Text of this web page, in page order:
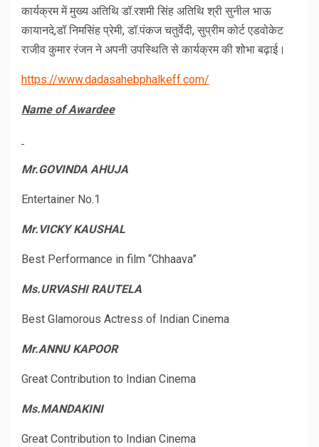
कार्यक्रम में मुख्य अतिथि डॉ.रशमी सिंह अतिथि श्री सुनील भाऊ
कायानदे,डॉ निमसिंह प्रेमी, डॉ.पंकज चतुर्वेदी, सुप्रीम कोर्ट एडवोकेट
राजीव कुमार रंजन ने अपनी उपस्थिति से कार्यक्रम की शोभा बढ़ाई।
https://www.dadasahebphalkeff.com/
Name of Awardee
Mr.GOVINDA AHUJA
Entertainer No.1
Mr.VICKY KAUSHAL
Best Performance in film “Chhaava”
Ms.URVASHI RAUTELA
Best Glamorous Actress of Indian Cinema
Mr.ANNU KAPOOR
Great Contribution to Indian Cinema
Ms.MANDAKINI
Great Contribution to Indian Cinema